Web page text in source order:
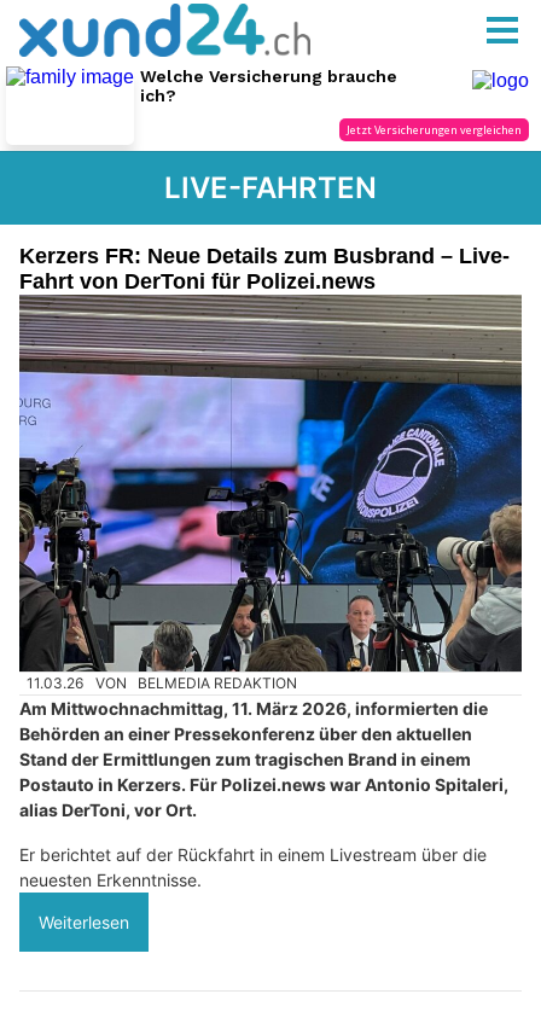
LIVE-FAHRTEN
Kerzers FR: Neue Details zum Busbrand – Live-
Fahrt von DerToni für Polizei.news
11.03.26 VON BELMEDIA REDAKTION
Am Mittwochnachmittag, 11. März 2026, informierten die
Behörden an einer Pressekonferenz über den aktuellen
Stand der Ermittlungen zum tragischen Brand in einem
Postauto in Kerzers. Für Polizei.news war Antonio Spitaleri,
alias DerToni, vor Ort.
Er berichtet auf der Rückfahrt in einem Livestream über die
neuesten Erkenntnisse.
Weiterlesen